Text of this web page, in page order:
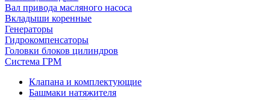
Вал привода масляного насоса
Вкладыши коренные
Генераторы
Гидрокомпенсаторы
Головки блоков цилиндров
Система ГРМ
Клапана и комплектующие
Башмаки натяжителя